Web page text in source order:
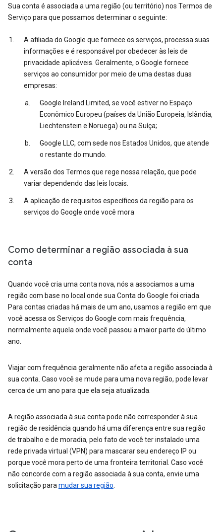
Sua conta é associada a uma região (ou território) nos Termos de
Serviço para que possamos determinar o seguinte:
A afiliada do Google que fornece os serviços, processa suas
informações e é responsável por obedecer às leis de
privacidade aplicáveis. Geralmente, o Google fornece
serviços ao consumidor por meio de uma destas duas
empresas:
Google Ireland Limited, se você estiver no Espaço
Econômico Europeu (países da União Europeia, Islândia,
Liechtenstein e Noruega) ou na Suíça;
Google LLC, com sede nos Estados Unidos, que atende
o restante do mundo.
A versão dos Termos que rege nossa relação, que pode
variar dependendo das leis locais.
A aplicação de requisitos específicos da região para os
serviços do Google onde você mora
Como determinar a região associada à sua
conta
Quando você cria uma conta nova, nós a associamos a uma
região com base no local onde sua Conta do Google foi criada.
Para contas criadas há mais de um ano, usamos a região em que
você acessa os Serviços do Google com mais frequência,
normalmente aquela onde você passou a maior parte do último
ano.
Viajar com frequência geralmente não afeta a região associada à
sua conta. Caso você se mude para uma nova região, pode levar
cerca de um ano para que ela seja atualizada.
A região associada à sua conta pode não corresponder à sua
região de residência quando há uma diferença entre sua região
de trabalho e de moradia, pelo fato de você ter instalado uma
rede privada virtual (VPN) para mascarar seu endereço IP ou
porque você mora perto de uma fronteira territorial. Caso você
não concorde com a região associada à sua conta, envie uma
solicitação para mudar sua região